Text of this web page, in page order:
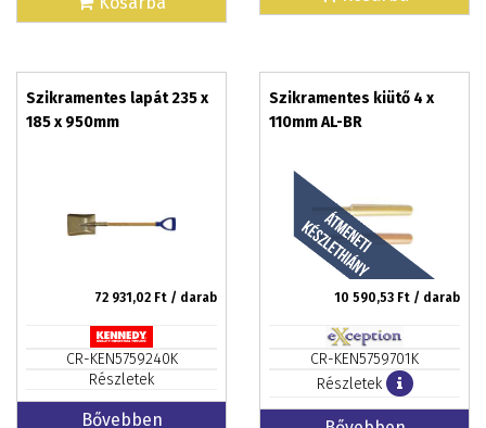
Szikramentes lapát 235 x
185 x 950mm
72 931,02 Ft / darab
CR-KEN5759240K
Részletek
Bővebben
Szikramentes kiütő 4 x
110mm AL-BR
10 590,53 Ft / darab
CR-KEN5759701K
Részletek